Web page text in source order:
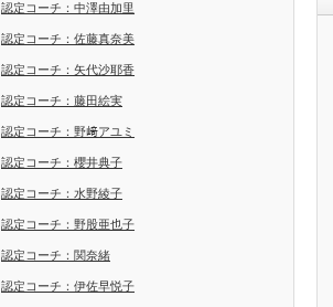
認定コーチ：中澤由加里
認定コーチ：佐藤真奈美
認定コーチ：矢代沙耶香
認定コーチ：藤田絵実
認定コーチ：野﨑アユミ
認定コーチ：櫻井典子
認定コーチ：水野綾子
認定コーチ：野股亜也子
認定コーチ：関奈緒
認定コーチ：伊佐早悦子